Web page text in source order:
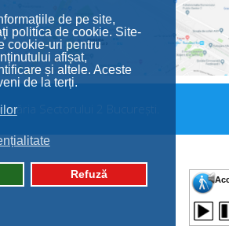
de pe site,
politica de cookie. Site-
cookie-uri pentru
afișat,
și altele. Aceste
de la terți.
Refuză
Sectorului 2 București.